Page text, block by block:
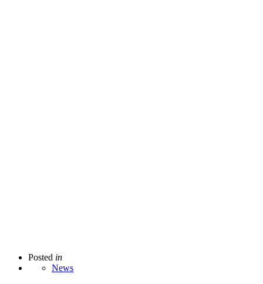
Posted in
News